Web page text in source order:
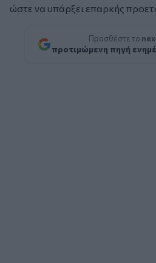
ώστε να υπάρξει επαρκής
Προσθέστε το
προτιμώμενη πηγή